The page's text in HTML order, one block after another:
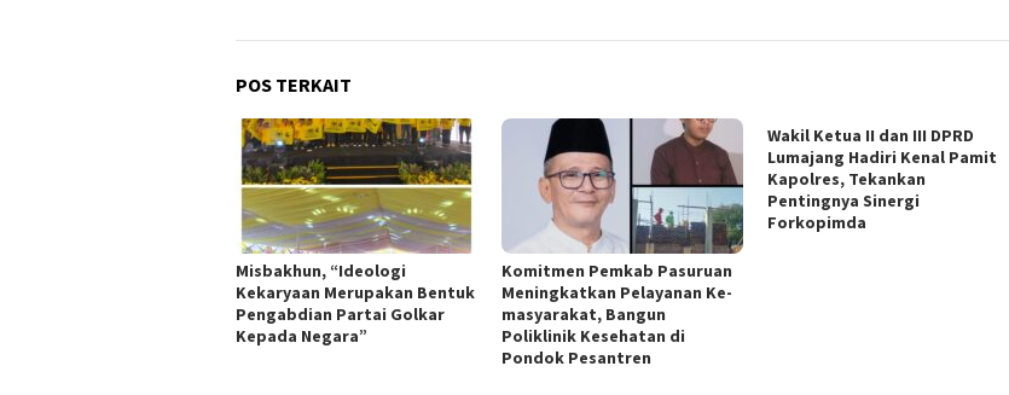
POS TERKAIT
Misbakhun, “Ideologi
Kekaryaan Merupakan Bentuk
Pengabdian Partai Golkar
Kepada Negara”
Komitmen Pemkab Pasuruan
Meningkatkan Pelayanan Ke-
masyarakat, Bangun
Poliklinik Kesehatan di
Pondok Pesantren
Wakil Ketua II dan III DPRD
Lumajang Hadiri Kenal Pamit
Kapolres, Tekankan
Pentingnya Sinergi
Forkopimda